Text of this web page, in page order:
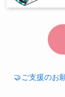
🤝ご支援のお